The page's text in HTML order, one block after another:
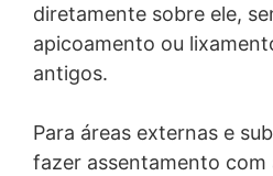
diretamente sobre ele,
apicoamento ou
antigos.
Para áreas externas e
fazer assentamento com
assim requisitar, por
ou quando estes não forem
relevantes, salvo se houver
sua manutenção, como
resguardar nossos direitos,
autorizadas pelo artigo 16 da
pessoais poderão ser